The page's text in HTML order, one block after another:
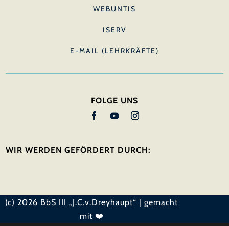
WEBUNTIS
ISERV
E-MAIL (LEHRKRÄFTE)
FOLGE UNS
WIR WERDEN GEFÖRDERT DURCH:
(c) 2026 BbS III „J.C.v.Dreyhaupt“ | gemacht
mit ❤️